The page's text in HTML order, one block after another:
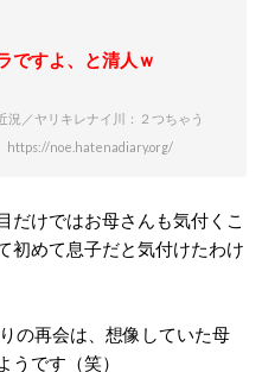
ですよ、と清人ｗ
／ヤリキレナイ川：２つちゃう
https://noe.hatenadiary.org/
だけではお母さんも気付くこ
初めて息子だと気付けたわけ
の再会は、想像していた母
うです（笑）